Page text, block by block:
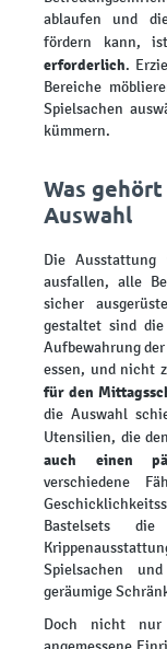
ablaufen und
fördern kann,
erforderlich.
Bereiche
Spielsachen
kümmern.
Was
Auswahl
Die Ausstattung
ausfallen, alle
sicher
gestaltet sind die
Aufbewahrung
essen, und nicht
für den
die Auswahl
Utensilien, die
auch einen
verschiedene
Bastelsets
Spielsachen
geräumige
Doch nicht nur